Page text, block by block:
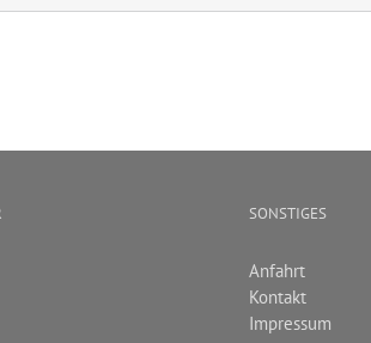
SONSTIGES
Anfahrt
Kontakt
Impressum